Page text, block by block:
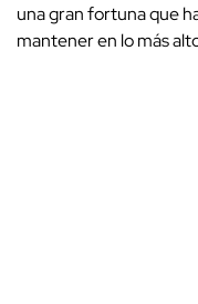
una gran fortuna que
mantener en lo más